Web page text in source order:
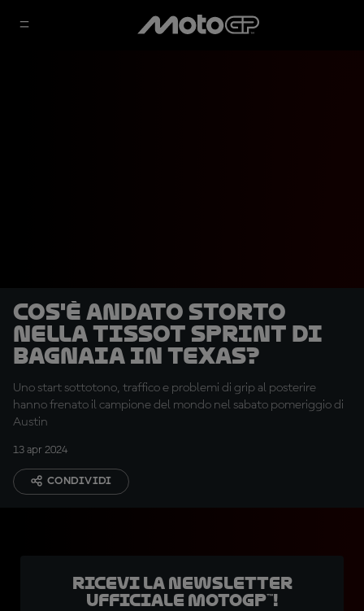
Cos'è andato storto
nella Tissot Sprint di
Bagnaia in Texas?
Uno start sottotono, traffico e problemi di grip al posterire
hanno frenato il campione del mondo nel sabato pomeriggio di
Austin
13 apr 2024
CONDIVIDI
Ricevi la newsletter
ufficiale MotoGP™!